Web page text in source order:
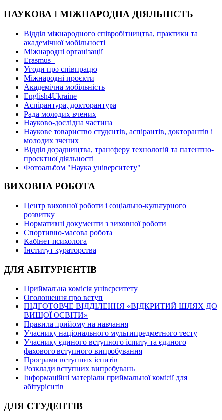
НАУКОВА І МІЖНАРОДНА ДІЯЛЬНІСТЬ
Відділ міжнародного співробітництва, практики та
академічної мобільності
Міжнародні організації
Erasmus+
Угоди про співпрацю
Міжнародні проєкти
Академічна мобільність
English4Ukraine
Аспірантура, докторантура
Рада молодих вчених
Науково-дослідна частина
Наукове товариство студентів, аспірантів, докторантів і
молодих вчених
Відділ дорадництва, трансферу технологій та патентно-
проєктної діяльності
Фотоальбом "Наука університету"
ВИХОВНА РОБОТА
Центр виховної роботи і соціально-культурного
розвитку
Нормативні документи з виховної роботи
Спортивно-масова робота
Кабінет психолога
Інститут кураторства
ДЛЯ АБІТУРІЄНТІВ
Приймальна комісія університету
Оголошення про вступ
ПІДГОТОВЧЕ ВІДДІЛЕННЯ «ВІДКРИТИЙ ШЛЯХ ДО
ВИЩОЇ ОСВІТИ»
Правила прийому на навчання
Учаснику національного мультипредметного тесту
Учаснику єдиного вступного іспиту та єдиного
фахового вступного випробування
Програми вступних іспитів
Розклади вступних випробувань
Інформаційні матеріали приймальної комісії для
абітурієнтів
ДЛЯ СТУДЕНТІВ